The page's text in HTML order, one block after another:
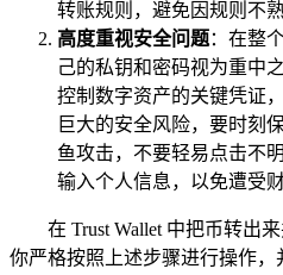
转账规则，避免因规则不
高度重视安全问题：在整
己的私钥和密码视为重中
控制数字资产的关键凭证
巨大的安全风险，要时刻
鱼攻击，不要轻易点击不
输入个人信息，以免遭受财
在 Trust Wallet 中把币转出
你严格按照上述步骤进行操作，